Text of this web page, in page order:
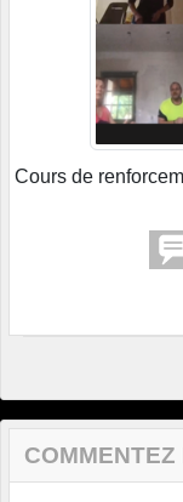
Cours de
COMMENTEZ